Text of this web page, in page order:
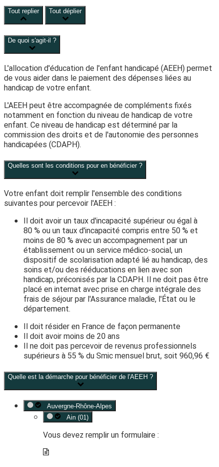
Tout replier Tout déplier
De quoi s'agit-il ?
L'allocation d'éducation de l'enfant handicapé (AEEH) permet
de vous aider dans le paiement des dépenses liées au
handicap de votre enfant.
L'AEEH peut être accompagnée de compléments fixés
notamment en fonction du niveau de handicap de votre
enfant. Ce niveau de handicap est déterminé par la
commission des droits et de l'autonomie des personnes
handicapées (CDAPH).
Quelles sont les conditions pour en bénéficier ?
Votre enfant doit remplir l'ensemble des conditions
suivantes pour percevoir l'AEEH :
Il doit avoir un taux d'incapacité supérieur ou égal à
80 %ou un taux d'incapacité compris entre 50 %et
moins de80 %avec un accompagnement par un
établissement ou un service médico-social, un
dispositif de scolarisation adapté lié au handicap, des
soins et/ou des rééducations en lien avec son
handicap, préconisés par la CDAPH. Il ne doit pas être
placé en internat avec prise en charge intégrale des
frais de séjour par l'Assurance maladie, l'État ou le
département.
Il doit résider en France de façon permanente
Il doit avoir moins de 20 ans
Il ne doit pas percevoir de revenus professionnels
supérieurs à 55 %du Smic mensuel brut, soit 960,96 €
Quelle est la démarche pour bénéficier de l'AEEH ?
Auvergne-Rhône-Alpes
Ain (01)
Vous devez remplir un formulaire :